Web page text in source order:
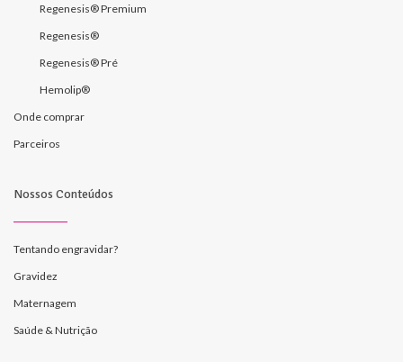
Regenesis® Premium
Regenesis®
Regenesis® Pré
Hemolip®
Onde comprar
Parceiros
Nossos Conteúdos
Tentando engravidar?
Gravidez
Maternagem
Saúde & Nutrição